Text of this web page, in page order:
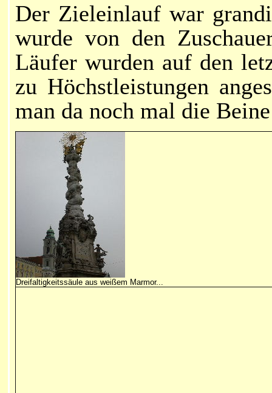
Der Zieleinlauf war
wurde von den
Läufer wurden auf den
zu Höchstleistungen
man da noch mal die
Dreifaltigkeitssäule aus weißem Marmor...